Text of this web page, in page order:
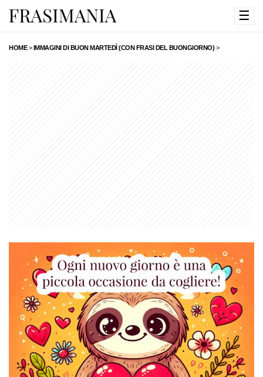
☰
HOME>IMMAGINI DI BUON MARTEDÌ (CON FRASI DEL BUONGIORNO) >